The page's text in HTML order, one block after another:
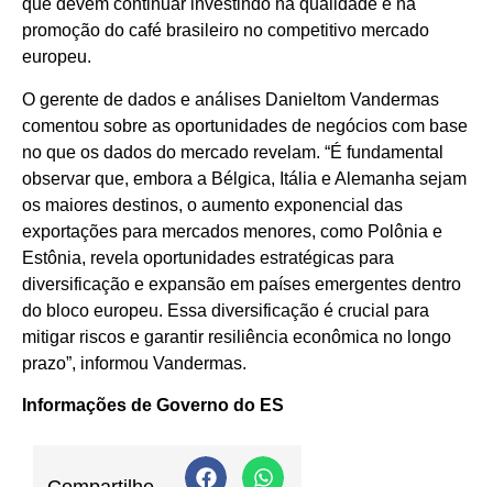
que devem continuar investindo na qualidade e na
promoção do café brasileiro no competitivo mercado
europeu.
O gerente de dados e análises Danieltom Vandermas
comentou sobre as oportunidades de negócios com base
no que os dados do mercado revelam. “É fundamental
observar que, embora a Bélgica, Itália e Alemanha sejam
os maiores destinos, o aumento exponencial das
exportações para mercados menores, como Polônia e
Estônia, revela oportunidades estratégicas para
diversificação e expansão em países emergentes dentro
do bloco europeu. Essa diversificação é crucial para
mitigar riscos e garantir resiliência econômica no longo
prazo”, informou Vandermas.
Informações de Governo do ES